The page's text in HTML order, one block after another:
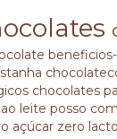
chocolates
leite posso
açúcar zero